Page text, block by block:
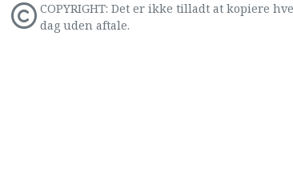
COPYRIGHT: Det er ikke tilladt at kopiere
dag uden aftale.